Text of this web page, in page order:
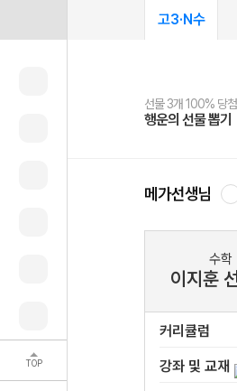
TOP
고3·N수
선물 3개 100% 당
행운의 선물 뽑기
선물 100% 증정!
메가스터디 X 올리
여름방학 스터디 캐시
메가런 썸머스쿨
2027 러셀 단과
강사 공개선발
스마트러닝앱
설문 EVENT
메가패스
3일 무료 체험권
메가패스 수강생 무료
메가클럽 멤버십
사회공헌 캠페인
희망이룸 메가나눔
메가선생님
수학
이지훈
커리큘럼
강좌 및 교재